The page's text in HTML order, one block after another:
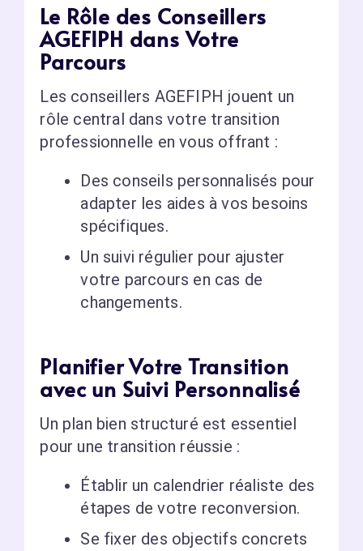
Le Rôle des Conseillers
AGEFIPH dans Votre
Parcours
Les conseillers AGEFIPH jouent un
rôle central dans votre transition
professionnelle en vous offrant :
Des conseils personnalisés pour
adapter les aides à vos besoins
spécifiques.
Un suivi régulier pour ajuster
votre parcours en cas de
changements.
Planifier Votre Transition
avec un Suivi Personnalisé
Un plan bien structuré est essentiel
pour une transition réussie :
Établir un calendrier réaliste des
étapes de votre reconversion.
Se fixer des objectifs concrets